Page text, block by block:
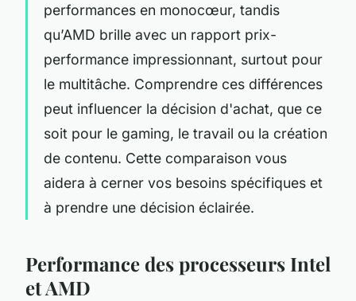
performances en monocœur, tandis
qu’AMD brille avec un rapport prix-
performance impressionnant, surtout pour
le multitâche. Comprendre ces différences
peut influencer la décision d'achat, que ce
soit pour le gaming, le travail ou la création
de contenu. Cette comparaison vous
aidera à cerner vos besoins spécifiques et
à prendre une décision éclairée.
Performance des processeurs Intel
et AMD